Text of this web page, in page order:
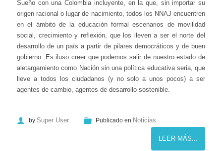
Sueño con una Colombia incluyente, en la que, sin importar su
origen racional o lugar de nacimiento, todos los NNAJ encuentren
en el ámbito de la educación formal escenarios de movilidad
social, crecimiento y reflexión, que los lleven a ser el norte del
desarrollo de un país a partir de pilares democráticos y de buen
gobierno. Es iluso creer que podemos salir de nuestro estado de
aletargamiento como Nación sin una política educativa seria, que
lleve a todos los ciudadanos (y no solo a unos pocos) a ser
agentes de cambio, agentes de desarrollo sostenible.
by Super User Publicado en Noticias
LEER MÁS...